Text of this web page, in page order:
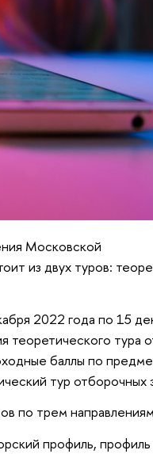
Московской
из двух туров:
2022 года по 15
теоретического тура
баллы по
тур отборочных
по трем
профиль, профиль